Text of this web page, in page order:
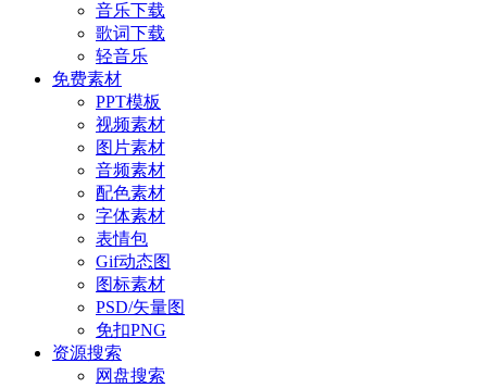
音乐下载
歌词下载
轻音乐
免费素材
PPT模板
视频素材
图片素材
音频素材
配色素材
字体素材
表情包
Gif动态图
图标素材
PSD/矢量图
免扣PNG
资源搜索
网盘搜索